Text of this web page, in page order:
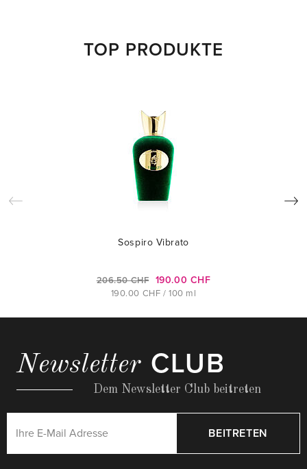
TOP PRODUKTE
Sospiro Vibrato
206.50 CHF 190.00 CHF
190.00 CHF / 100 ml
Newsletter CLUB
Dem Newsletter Club beitreten
BEITRETEN